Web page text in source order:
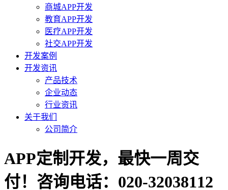
商城APP开发
教育APP开发
医疗APP开发
社交APP开发
开发案例
开发资讯
产品技术
企业动态
行业资讯
关于我们
公司简介
APP定制开发，最快一周交
付！咨询电话：020-32038112